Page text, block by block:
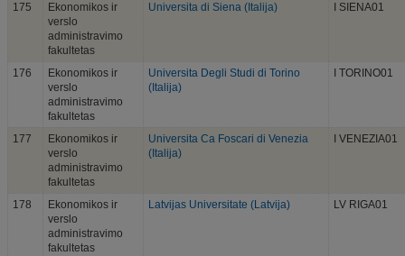
175
Ekonomikos ir
verslo
administravimo
fakultetas
Universita di Siena (Italija) I SIENA01
176
Ekonomikos ir
verslo
administravimo
fakultetas
Universita Degli Studi di Torino
(Italija)
I TORINO01
177
Ekonomikos ir
verslo
administravimo
fakultetas
Universita Ca Foscari di Venezia
(Italija)
I VENEZIA01
178
Ekonomikos ir
verslo
administravimo
fakultetas
Latvijas Universitate (Latvija) LV RIGA01